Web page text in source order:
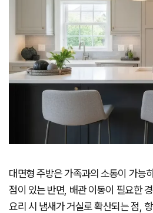
대면형 주방은 가족과의 소통이 가능
점이 있는 반면, 배관 이동이 필요한
요리 시 냄새가 거실로 확산되는 점,